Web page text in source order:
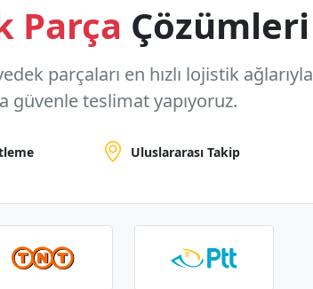
Parça Çözümleri
parçaları en hızlı lojistik ağlarıyla
güvenle teslimat yapıyoruz.
Uluslararası Takip